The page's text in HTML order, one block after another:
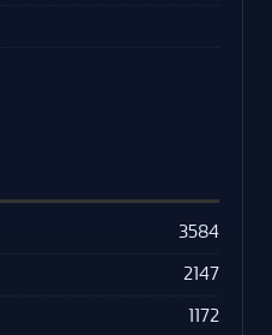
3584
2147
1172